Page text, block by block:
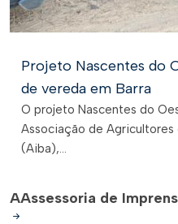
Projeto Nascentes do
de vereda em Barra
O projeto Nascentes do
Associação de Agricultores
(Aiba),...
AAssessoria de